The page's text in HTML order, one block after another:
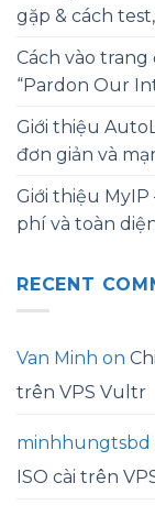
gặp & cách
Cách vào
“Pardon Our
Giới thiệu
đơn giản và
Giới thiệu
phí và toàn
RECENT
Van Minh on
trên VPS Vultr
minhhungtsbd
ISO cài trên